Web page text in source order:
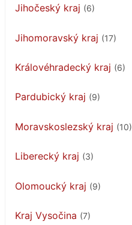
Jihočeský kraj (6)
Jihomoravský kraj (17)
Královéhradecký kraj (6)
Pardubický kraj (9)
Moravskoslezský kraj (10)
Liberecký kraj (3)
Olomoucký kraj (9)
Kraj Vysočina (7)